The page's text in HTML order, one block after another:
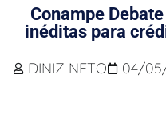
Conampe
inéditas para
DINIZ NETO 04/